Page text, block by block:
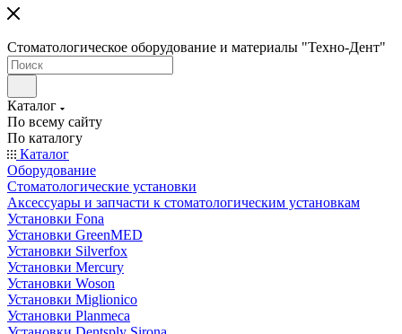
Стоматологическое оборудование и материалы "Техно-Дент"
Каталог
По всему сайту
По каталогу
Каталог
Оборудование
Стоматологические установки
Аксессуары и запчасти к стоматологическим установкам
Установки Fona
Установки GreenMED
Установки Silverfox
Установки Mercury
Установки Woson
Установки Miglionico
Установки Planmeca